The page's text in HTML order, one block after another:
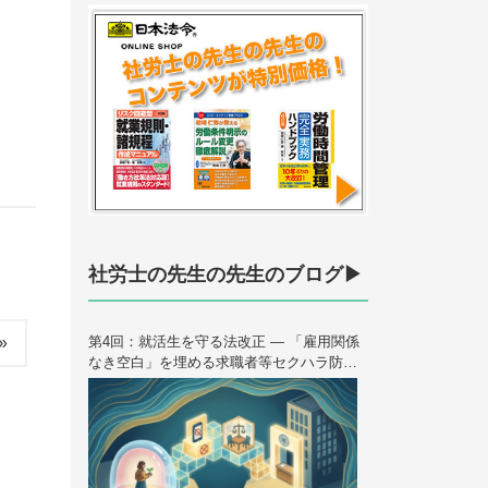
社労士の先生の先生のブログ▶
第4回：就活生を守る法改正 — 「雇用関係
なき空白」を埋める求職者等セクハラ防止
措置 ＜連載＞ハラスメント法制の歴史と未
来 — 2026年10月大改正を読み解く（全6
回）